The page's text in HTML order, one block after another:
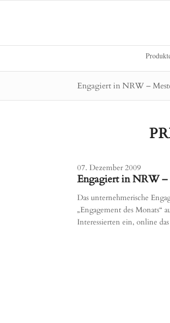
Engagiert in NRW –
07. Dezember 2009
Engagiert in NRW
Das unternehmerische
„Engagement des Monats“
Interessierten ein, online